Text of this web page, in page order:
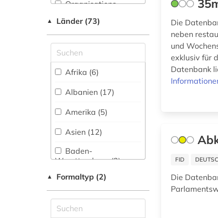
Philologie. Neulatein
Kunstgeschichte (46)
Mathematik (5)
Medien- und
Kommunikationswissenschaften,
Kommunikationsdesign (40)
Medizin (9)
Musikwissenschaft
(25)
Natur- und
Umweltschutz (1)
Orientalistik (13)
archivmaterialien (1)
archivwesen (2)
archäologie (5)
funde (1)
armenien (7)
armenien (west) (1)
artek (2)
artikelsuche (1)
asienforschung (1)
Organisations-
Shibboleth
Zugriff vor Ort (42)
▲ Länder (73)
Afrika (6)
Albanien (17)
Amerika (5)
Asien (12)
Baden-
Wuerttemberg (2)
Baltikum (16)
Bayern (6)
▲ Formaltyp (2)
Die
neben
und
exklusiv für
Datenbank
FID
Die